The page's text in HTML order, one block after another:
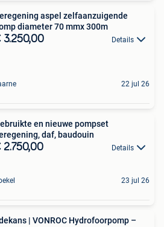
aspel zelfaanzuigende
pomp diameter 70 mmx 300m
3.250,00 Details
22 jul 26
en nieuwe pompset
daf, baudouin
2.750,00 Details
23 jul 26
| VONROC Hydrofoorpomp –